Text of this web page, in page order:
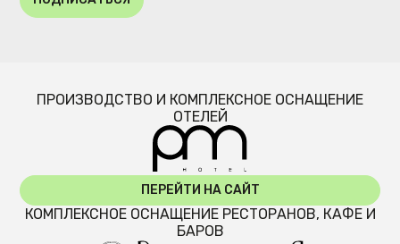
ПРОИЗВОДСТВО И КОМПЛЕКСНОЕ ОСНАЩЕНИЕ
ОТЕЛЕЙ
ПЕРЕЙТИ НА САЙТ
КОМПЛЕКСНОЕ ОСНАЩЕНИЕ РЕСТОРАНОВ, КАФЕ И
БАРОВ